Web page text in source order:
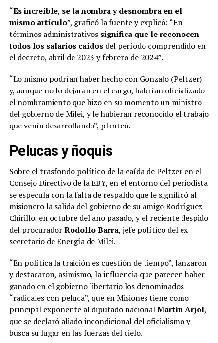
“Es increíble, se la nombra y desnombra en el
mismo artículo”, graficó la fuente y explicó: “En
términos administrativos significa que le reconocen
todos los salarios caídosdel período comprendido en
el decreto, abril de 2023 y febrero de 2024”.
“Lo mismo podrían haber hecho con Gonzalo (Peltzer)
y, aunque no lo dejaran en el cargo, habrían oficializado
el nombramiento que hizo en su momento un ministro
del gobierno de Milei, y le hubieran reconocido el trabajo
que venía desarrollando”, planteó.
Pelucas y ñoquis
Sobre el trasfondo político de la caída de Peltzer en el
Consejo Directivo de la EBY, en el entorno del periodista
se especula con la falta de respaldo que le significó al
misionero la salida del gobierno de su amigo Rodríguez
Chirillo, en octubre del año pasado, y el reciente despido
del procuradorRodolfo Barra, jefe político del ex
secretario de Energía de Milei.
“En política la traición es cuestión de tiempo”, lanzaron
y destacaron, asimismo, la influencia que parecen haber
ganado en el gobierno libertario los denominados
“radicales con peluca”, que en Misiones tiene como
principal exponente al diputado nacionalMartín Arjol,
que se declaró aliado incondicional del oficialismo y
busca su lugar en las fuerzas del cielo.